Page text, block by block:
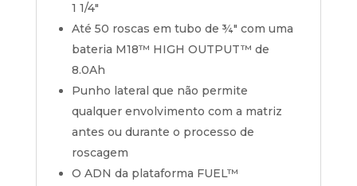
1 1/4″
Até 50 roscas em tubo de ¾″ com uma
bateria M18™ HIGH OUTPUT™ de
8.0Ah
Punho lateral que não permite
qualquer envolvimento com a matriz
antes ou durante o processo de
roscagem
O ADN da plataforma FUEL™